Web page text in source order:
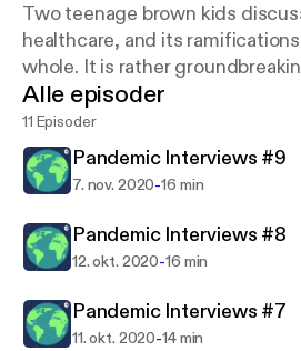
Two teenage brown kids
healthcare, and its
whole. It is rather
Alle episoder
11 Episoder
Pandemic Interviews #9
7. nov. 2020-16 min
Pandemic Interviews #8
12. okt. 2020-16 min
Pandemic Interviews #7
11. okt. 2020-14 min